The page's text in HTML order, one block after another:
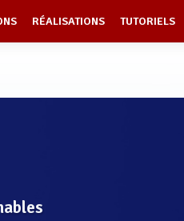
RÉALISATIONS TUTORIELS